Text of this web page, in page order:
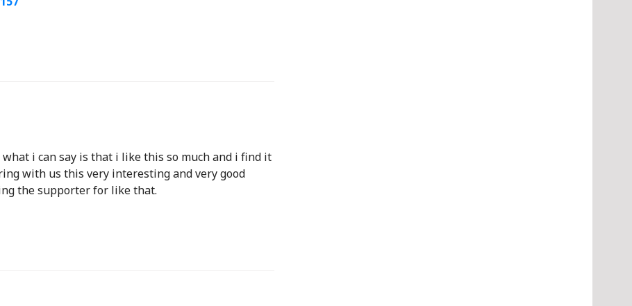
i can say is that i like this so much and i find it
with us this very interesting and very good
the supporter for like that.